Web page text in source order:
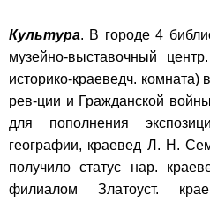
Культура. В городе 4
музейно-выставочный
историко-краеведч. комната)
рев-ции и Гражданской
для пополнения
географии, краевед Л. Н.
получило статус нар.
филиалом Златоуст.